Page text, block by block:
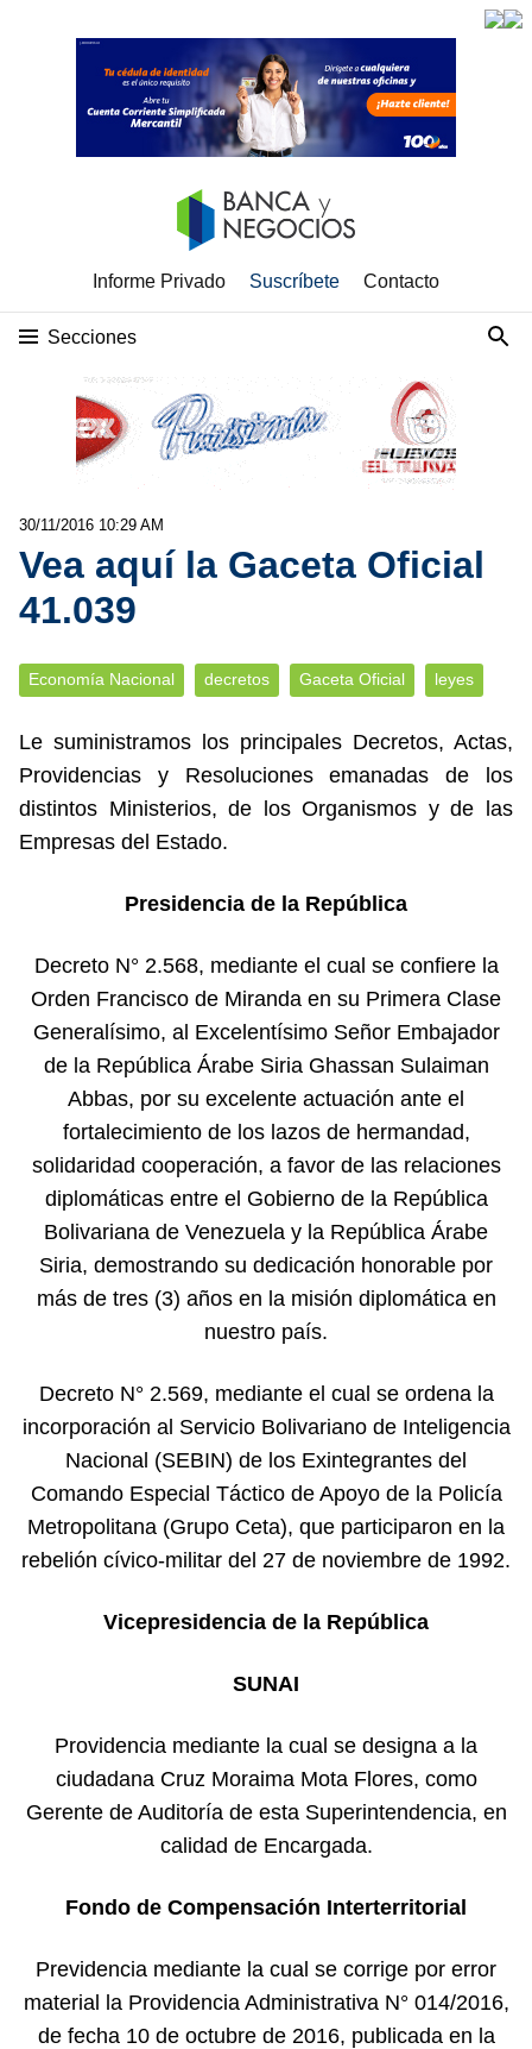
Informe Privado Suscríbete Contacto
Secciones
30/11/2016 10:29 AM
Vea aquí la Gaceta Oficial
41.039
Economía Nacional decretos Gaceta Oficial leyes
Le suministramos los principales Decretos, Actas,
Providencias y Resoluciones emanadas de los
distintos Ministerios, de los Organismos y de las
Empresas del Estado.
Presidencia de la República
Decreto N° 2.568, mediante el cual se confiere la
Orden Francisco de Miranda en su Primera Clase
Generalísimo, al Excelentísimo Señor Embajador
de la República Árabe Siria Ghassan Sulaiman
Abbas, por su excelente actuación ante el
fortalecimiento de los lazos de hermandad,
solidaridad cooperación, a favor de las relaciones
diplomáticas entre el Gobierno de la República
Bolivariana de Venezuela y la República Árabe
Siria, demostrando su dedicación honorable por
más de tres (3) años en la misión diplomática en
nuestro país.
Decreto N° 2.569, mediante el cual se ordena la
incorporación al Servicio Bolivariano de Inteligencia
Nacional (SEBIN) de los Exintegrantes del
Comando Especial Táctico de Apoyo de la Policía
Metropolitana (Grupo Ceta), que participaron en la
rebelión cívico-militar del 27 de noviembre de 1992.
Vicepresidencia de la República
SUNAI
Providencia mediante la cual se designa a la
ciudadana Cruz Moraima Mota Flores, como
Gerente de Auditoría de esta Superintendencia, en
calidad de Encargada.
Fondo de Compensación Interterritorial
Previdencia mediante la cual se corrige por error
material la Providencia Administrativa N° 014/2016,
de fecha 10 de octubre de 2016, publicada en la